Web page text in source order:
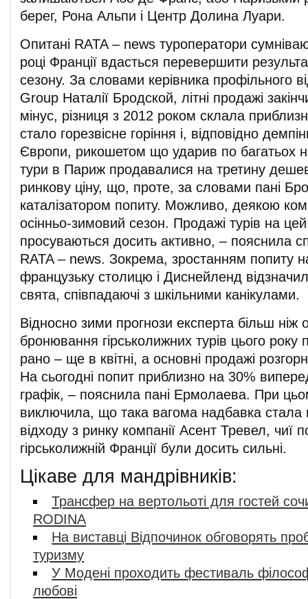
берег, Рона Альпи і Центр Долина Луари.
Опитані RATA – news туроператори
році Франції вдасться перевершити
сезону. За словами керівника профільного
Group Наталії Бродской, літні продажі
мінус, різниця з 2012 роком склала
стало горезвісне горіння і, відповідно
Європи, рикошетом що ударив по багатьох
тури в Париж продавалися на третину
ринкову ціну, що, проте, за словами пані
каталізатором попиту. Можливо, деякою
осінньо-зимовий сезон. Продажі турів на
просуваються досить активно, – пояснила
RATA – news. Зокрема, зростанням попиту
французьку столицю і Диснейленд
свята, співпадаючі з шкільними канікулами.
Відносно зими прогнози експерта більш ніж
бронювання гірськолижних турів цього року
рано – ще в квітні, а основні продажі
На сьогодні попит приблизно на 30%
графік, – пояснила пані Ермолаева. При
виключила, що така вагома надбавка
відходу з ринку компанії Асент Тревел, чиї
гірськолижній Франції були досить сильні.
Цікаве для мандрівників:
Трансфер на вертольоті для гостей
RODINA
На виставці Відпочинок обговорять
туризму
У Модені проходить фестиваль
любові